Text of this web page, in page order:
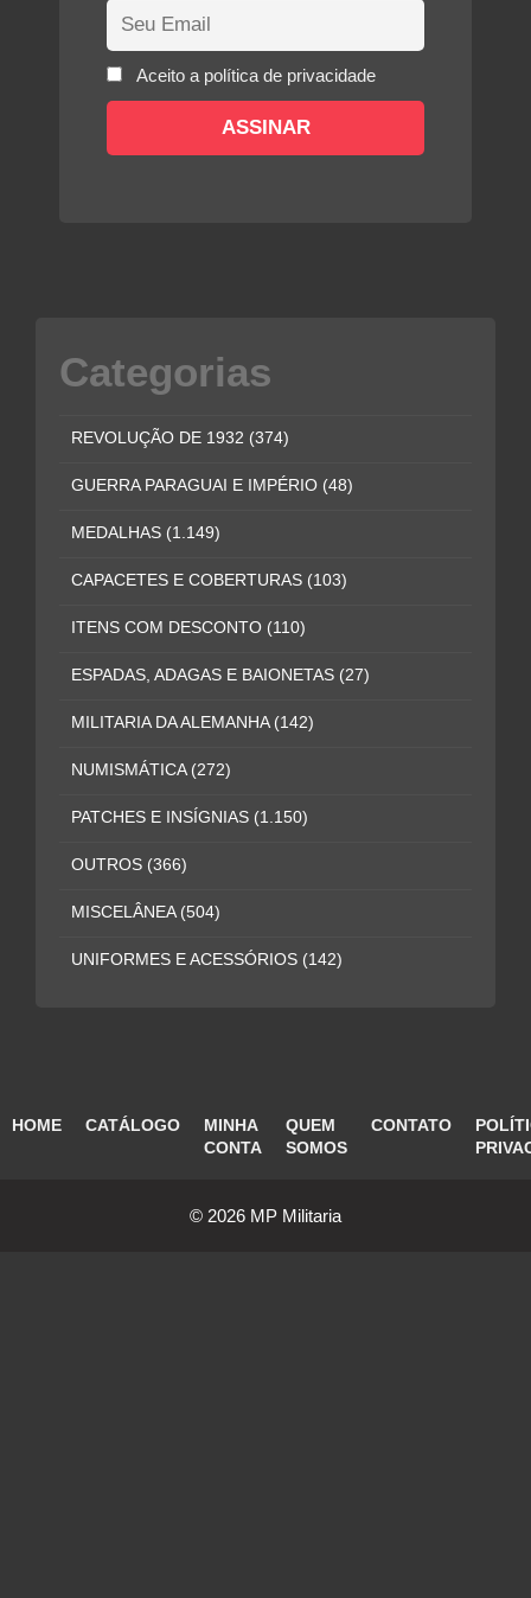
Aceito a política de privacidade
Categorias
REVOLUÇÃO DE 1932 (374)
GUERRA PARAGUAI E IMPÉRIO (48)
MEDALHAS (1.149)
CAPACETES E COBERTURAS (103)
ITENS COM DESCONTO (110)
ESPADAS, ADAGAS E BAIONETAS (27)
MILITARIA DA ALEMANHA (142)
NUMISMÁTICA (272)
PATCHES E INSÍGNIAS (1.150)
OUTROS (366)
MISCELÂNEA (504)
UNIFORMES E ACESSÓRIOS (142)
HOME CATÁLOGO
MINHA
CONTA
QUEM
SOMOS
CONTATO
© 2026 MP Militaria